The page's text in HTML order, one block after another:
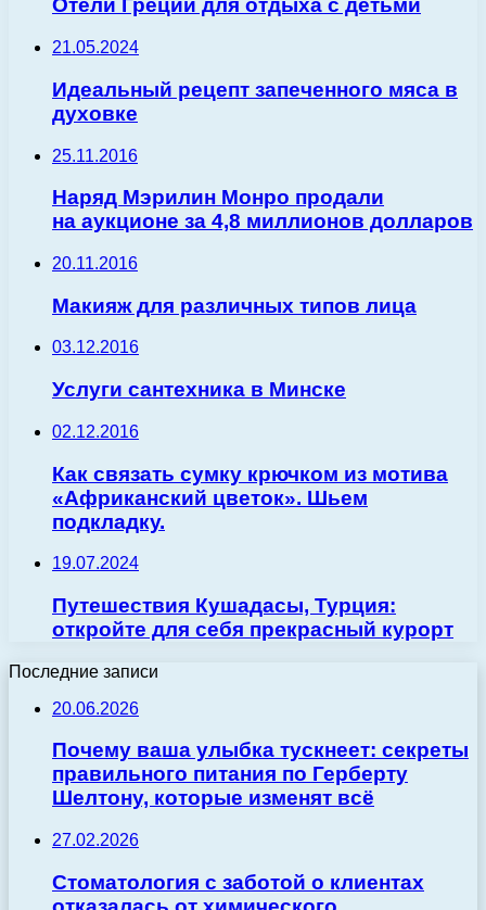
Отели Греции для отдыха с детьми
21.05.2024
Идеальный рецепт запеченного мяса в
духовке
25.11.2016
Наряд Мэрилин Монро продали
на аукционе за 4,8 миллионов долларов
20.11.2016
Макияж для различных типов лица
03.12.2016
Услуги сантехника в Минске
02.12.2016
Как связать сумку крючком из мотива
«Африканский цветок». Шьем
подкладку.
19.07.2024
Путешествия Кушадасы, Турция:
откройте для себя прекрасный курорт
Последние записи
20.06.2026
Почему ваша улыбка тускнеет: секреты
правильного питания по Герберту
Шелтону, которые изменят всё
27.02.2026
Стоматология с заботой о клиентах